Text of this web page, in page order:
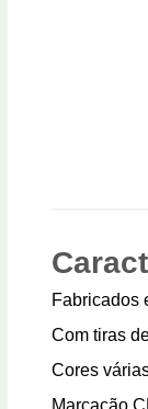
Fabricados
Com tiras
Cores
Marcação